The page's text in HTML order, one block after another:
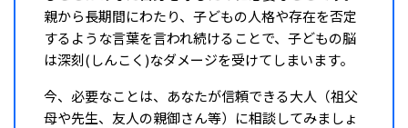
親から長期間にわたり、子どもの人格や存在を否定
するような言葉を言われ続けることで、子どもの脳
は深刻(しんこく)なダメージを受けてしまいます。
今、必要なことは、あなたが信頼できる大人（祖父
母や先生、友人の親御さん等）に相談してみましょ